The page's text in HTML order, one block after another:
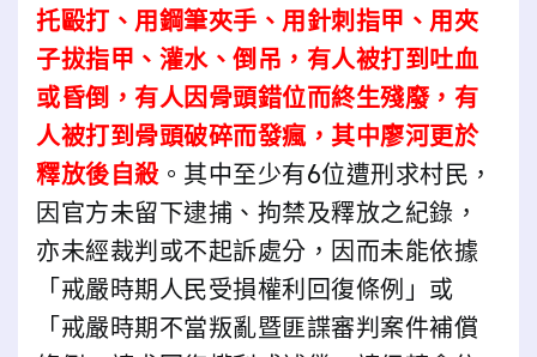
托毆打、用鋼筆夾手、用針刺指甲、用夾
子拔指甲、灌水、倒吊，有人被打到吐血
或昏倒，有人因骨頭錯位而終生殘廢，有
人被打到骨頭破碎而發瘋，其中廖河更於
釋放後自殺。其中至少有6位遭刑求村民，
因官方未留下逮捕、拘禁及釋放之紀錄，
亦未經裁判或不起訴處分，因而未能依據
「戒嚴時期人民受損權利回復條例」或
「戒嚴時期不當叛亂暨匪諜審判案件補償